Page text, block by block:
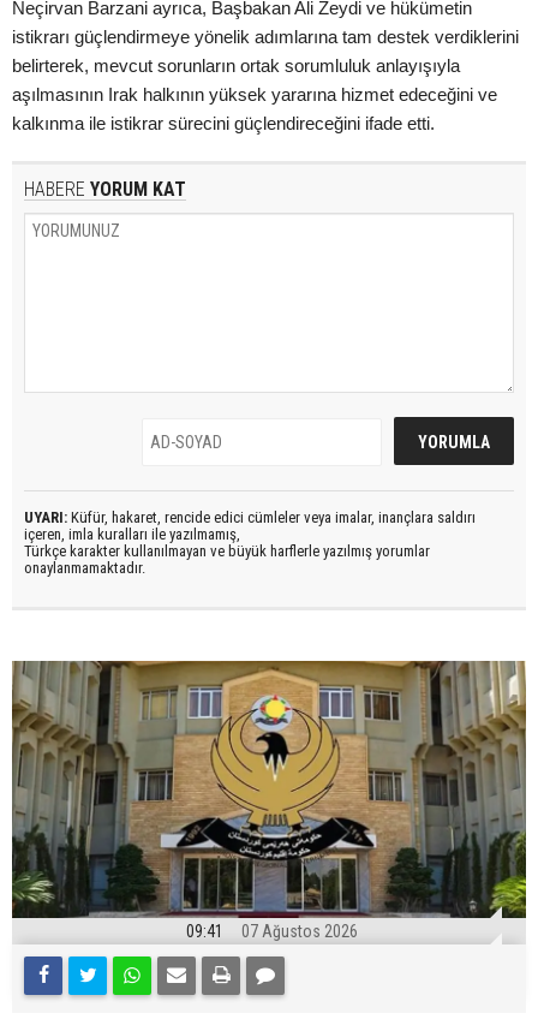
Neçirvan Barzani ayrıca, Başbakan Ali Zeydi ve hükümetin
istikrarı güçlendirmeye yönelik adımlarına tam destek verdiklerini
belirterek, mevcut sorunların ortak sorumluluk anlayışıyla
aşılmasının Irak halkının yüksek yararına hizmet edeceğini ve
kalkınma ile istikrar sürecini güçlendireceğini ifade etti.
HABERE YORUM KAT
UYARI: Küfür, hakaret, rencide edici cümleler veya imalar, inançlara saldırı
içeren, imla kuralları ile yazılmamış,
Türkçe karakter kullanılmayan ve büyük harflerle yazılmış yorumlar
onaylanmamaktadır.
09:41 07 Ağustos 2026